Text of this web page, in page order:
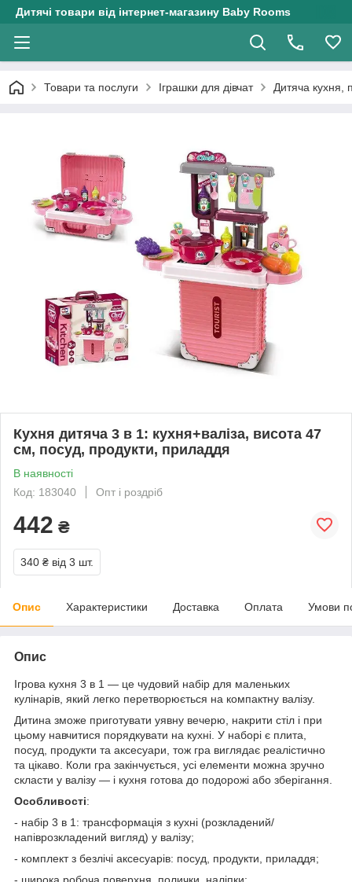
Дитячі товари від інтернет-магазину Baby Rooms
Товари та послуги Іграшки для дівчат Дитяча кухня,
Кухня дитяча 3 в 1: кухня+валіза, висота 47
см, посуд, продукти, приладдя
В наявності
Код: 183040
Опт і роздріб
442 ₴
340 ₴ від 3 шт.
Опис Характеристики Доставка Оплата Умови
Опис
Ігрова кухня 3 в 1 — це чудовий набір для маленьких
кулінарів, який легко перетворюється на компактну валізу.
Дитина зможе приготувати уявну вечерю, накрити стіл і при
цьому навчитися порядкувати на кухні. У наборі є плита,
посуд, продукти та аксесуари, тож гра виглядає реалістично
та цікаво. Коли гра закінчується, усі елементи можна зручно
скласти у валізу — і кухня готова до подорожі або зберігання.
Особливості:
- набір 3 в 1: трансформація з кухні (розкладений/
напіврозкладений вигляд) у валізу;
- комплект з безлічі аксесуарів: посуд, продукти, приладдя;
- широка робоча поверхня, полички, наліпки;